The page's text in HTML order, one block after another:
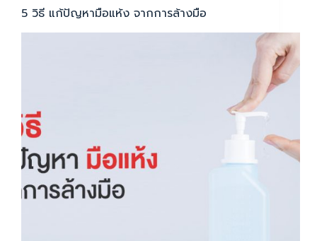
5 วิธี แก้ปัญหามือแห้ง จากการล้างมือ